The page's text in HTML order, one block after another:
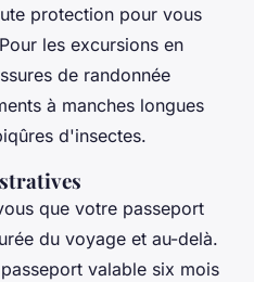
protection pour vous
les excursions en
de randonnée
à manches longues
d'insectes.
que votre passeport
du voyage et au-delà.
valable six mois